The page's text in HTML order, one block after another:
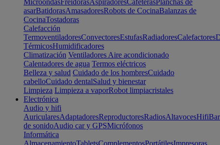
MicroondasFreidorasAspiradoresCafeterasPlanchas de
asarBatidorasAmasadoresRobots de CocinaBalanzas de
CocinaTostadoras
Calefacción
TermoventiladoresConvectoresEstufasRadiadoresCalefactores
TérmicosHumidificadores
Climatización Ventiladores Aire acondicionado
Calentadores de agua Termos eléctricos
Belleza y salud Cuidado de los hombresCuidado
cabelloCuidado dentalSalud y bienestar
Limpieza Limpieza a vaporRobot limpiacristales
Electrónica
Audio y hifi
AuricularesAdaptadoresReproductoresRadiosAltavocesHifi
de sonidoAudio car y GPSMicrófonos
Informática
AlmacenamientoTabletsComplementosPortátilesImpresoras